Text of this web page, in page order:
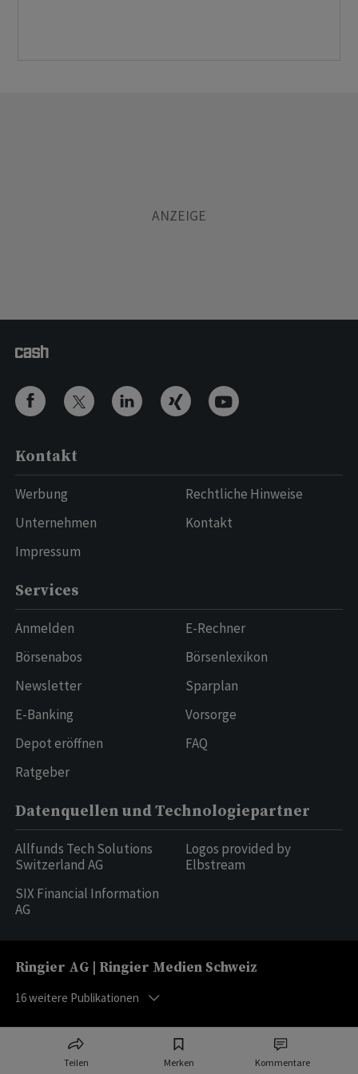
Teilen Merken Kommentare
Kontakt
Werbung
Unternehmen
Impressum
Rechtliche Hinweise
Kontakt
Services
Anmelden
Börsenabos
Newsletter
E-Banking
Depot eröffnen
Ratgeber
E-Rechner
Börsenlexikon
Sparplan
Vorsorge
FAQ
Datenquellen und Technologiepartner
Allfunds Tech Solutions
Switzerland AG
SIX Financial Information
AG
Logos provided by
Elbstream
Ringier AG | Ringier Medien Schweiz
16weitere Publikationen